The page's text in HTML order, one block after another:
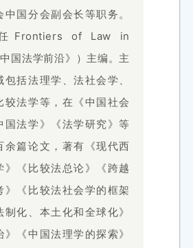
国分会副会长等职务。
Frontiers of Law in
国法学前沿》）主编。主
括法理学、法社会学、
较法学等，在《中国社会
国法学》《法学研究》等
余篇论文，著有《现代西
》《比较法总论》《跨越
》《比较法社会学的框架
化、本土化和全球化》
》《中国法理学的探索》